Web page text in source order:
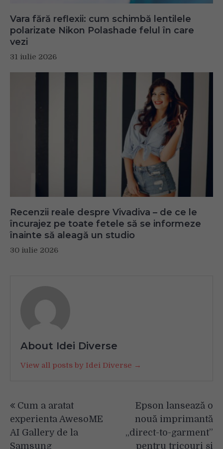
Vara fără reflexii: cum schimbă lentilele
polarizate Nikon Polashade felul în care
vezi
31 iulie 2026
Recenzii reale despre Vivadiva – de ce le
încurajez pe toate fetele să se informeze
înainte să aleagă un studio
30 iulie 2026
About Idei Diverse
View all posts by Idei Diverse →
în
articole
Cum a aratat
experienta AwesoME
AI Gallery de la
Samsung
Epson lansează o
nouă imprimantă
„direct-to-garment”
pentru tricouri și